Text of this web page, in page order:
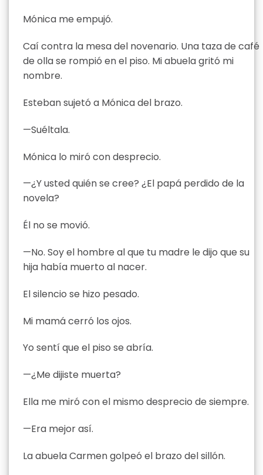
Mónica me empujó.
Caí contra la mesa del novenario. Una taza de café
de olla se rompió en el piso. Mi abuela gritó mi
nombre.
Esteban sujetó a Mónica del brazo.
—Suéltala.
Mónica lo miró con desprecio.
—¿Y usted quién se cree? ¿El papá perdido de la
novela?
Él no se movió.
—No. Soy el hombre al que tu madre le dijo que su
hija había muerto al nacer.
El silencio se hizo pesado.
Mi mamá cerró los ojos.
Yo sentí que el piso se abría.
—¿Me dijiste muerta?
Ella me miró con el mismo desprecio de siempre.
—Era mejor así.
La abuela Carmen golpeó el brazo del sillón.